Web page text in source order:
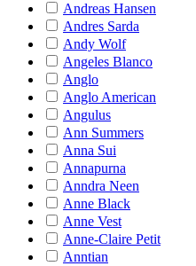
Andreas Hansen
Andres Sarda
Andy Wolf
Angeles Blanco
Anglo
Anglo American
Angulus
Ann Summers
Anna Sui
Annapurna
Anndra Neen
Anne Black
Anne Vest
Anne-Claire Petit
Anntian